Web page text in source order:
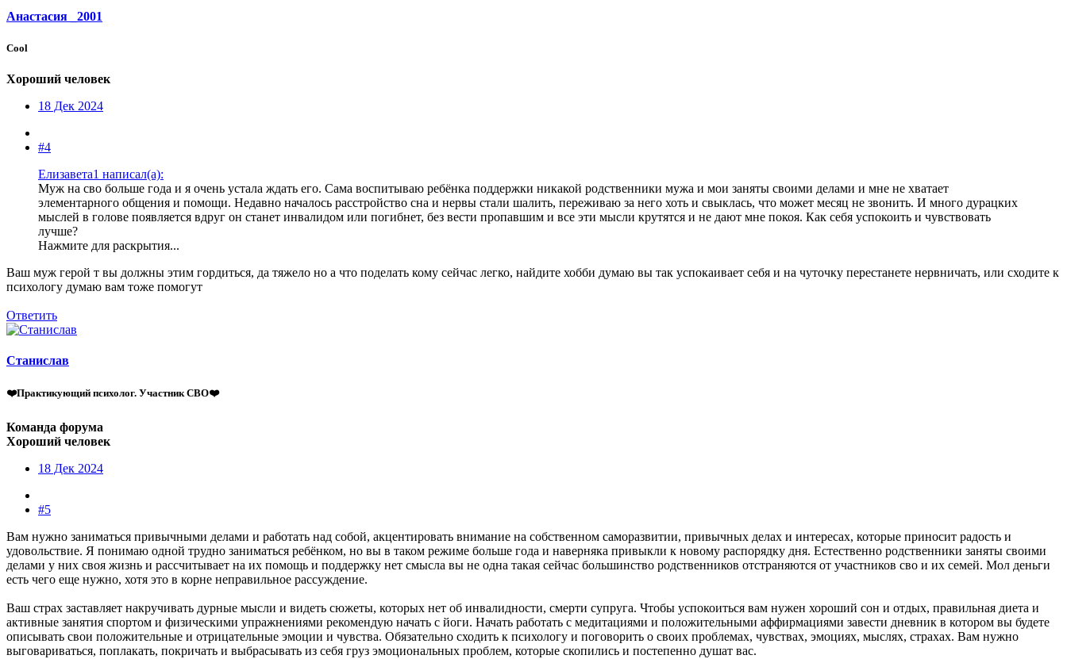
Анастасия _2001
Cool
Хороший человек
18 Дек 2024
#4
Елизавета1 написал(а):
Муж на сво больше года и я очень устала ждать его. Сама воспитываю ребёнка поддержки никакой родственники мужа и мои заняты своими делами и мне не хватает
элементарного общения и помощи. Недавно началось расстройство сна и нервы стали шалить, переживаю за него хоть и свыклась, что может месяц не звонить. И много дурацких
мыслей в голове появляется вдруг он станет инвалидом или погибнет, без вести пропавшим и все эти мысли крутятся и не дают мне покоя. Как себя успокоить и чувствовать
лучше?
Нажмите для раскрытия...
Ваш муж герой т вы должны этим гордиться, да тяжело но а что поделать кому сейчас легко, найдите хобби думаю вы так успокаивает себя и на чуточку перестанете нервничать, или сходите к
психологу думаю вам тоже помогут
Ответить
Станислав
❤️Практикующий психолог. Участник СВО❤️
Команда форума
Хороший человек
18 Дек 2024
#5
Вам нужно заниматься привычными делами и работать над собой, акцентировать внимание на собственном саморазвитии, привычных делах и интересах, которые приносит радость и
удовольствие. Я понимаю одной трудно заниматься ребёнком, но вы в таком режиме больше года и наверняка привыкли к новому распорядку дня. Естественно родственники заняты своими
делами у них своя жизнь и рассчитывает на их помощь и поддержку нет смысла вы не одна такая сейчас большинство родственников отстраняются от участников сво и их семей. Мол деньги
есть чего еще нужно, хотя это в корне неправильное рассуждение.
Ваш страх заставляет накручивать дурные мысли и видеть сюжеты, которых нет об инвалидности, смерти супруга. Чтобы успокоиться вам нужен хороший сон и отдых, правильная диета и
активные занятия спортом и физическими упражнениями рекомендую начать с йоги. Начать работать с медитациями и положительными аффирмациями завести дневник в котором вы будете
описывать свои положительные и отрицательные эмоции и чувства. Обязательно сходить к психологу и поговорить о своих проблемах, чувствах, эмоциях, мыслях, страхах. Вам нужно
выговариваться, поплакать, покричать и выбрасывать из себя груз эмоциональных проблем, которые скопились и постепенно душат вас.